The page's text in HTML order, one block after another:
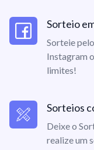
Sorteio
Sorteie
Instagram
limites!
Sorteios
Deixe o
realize um